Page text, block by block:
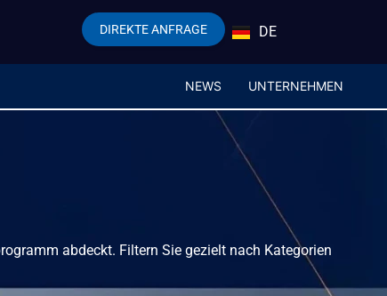
DIREKTE ANFRAGE DE
EN
NEWS UNTERNEHMEN
abdeckt. Filtern Sie gezielt nach Kategorien